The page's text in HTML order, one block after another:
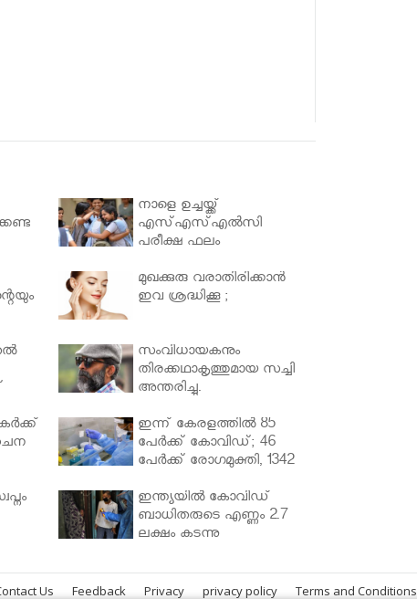
നാളെ ഉച്ചയ്ക്ക്
എസ്എസ്എല്‍സി
പരീക്ഷ ഫലം
മുഖക്കുരു വരാതിരിക്കാന്‍
ഇവ ശ്രദ്ധിക്കൂ ;
സംവിധായകനും
തിരക്കഥാകൃത്തുമായ സച്ചി
അന്തരിച്ചു.
ഇന്ന് കേരളത്തിൽ 85
പേർക്ക് കോവിഡ്; 46
പേർക്ക് രോഗമുക്തി, 1342
ഇന്ത്യയിൽ കോവിഡ്
ബാധിതരുടെ എണ്ണം 2.7
ലക്ഷം കടന്നു
Us Feedback Privacy privacy policy Terms and Conditions